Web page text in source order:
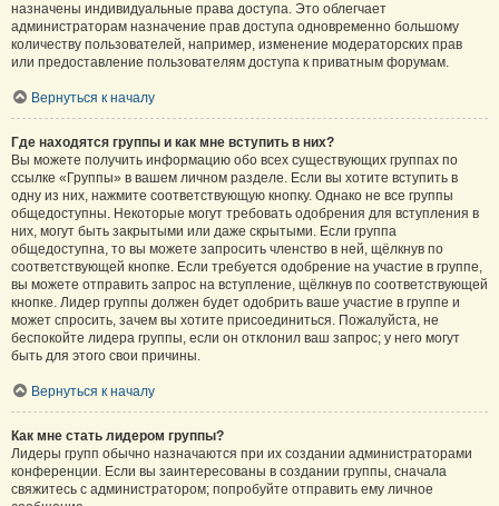
назначены индивидуальные права доступа. Это облегчает
администраторам назначение прав доступа одновременно большому
количеству пользователей, например, изменение модераторских прав
или предоставление пользователям доступа к приватным форумам.
Вернуться к началу
Где находятся группы и как мне вступить в них?
Вы можете получить информацию обо всех существующих группах по
ссылке «Группы» в вашем личном разделе. Если вы хотите вступить в
одну из них, нажмите соответствующую кнопку. Однако не все группы
общедоступны. Некоторые могут требовать одобрения для вступления в
них, могут быть закрытыми или даже скрытыми. Если группа
общедоступна, то вы можете запросить членство в ней, щёлкнув по
соответствующей кнопке. Если требуется одобрение на участие в группе,
вы можете отправить запрос на вступление, щёлкнув по соответствующей
кнопке. Лидер группы должен будет одобрить ваше участие в группе и
может спросить, зачем вы хотите присоединиться. Пожалуйста, не
беспокойте лидера группы, если он отклонил ваш запрос; у него могут
быть для этого свои причины.
Вернуться к началу
Как мне стать лидером группы?
Лидеры групп обычно назначаются при их создании администраторами
конференции. Если вы заинтересованы в создании группы, сначала
свяжитесь с администратором; попробуйте отправить ему личное